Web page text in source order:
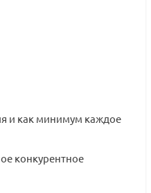
и как минимум каждое
конкурентное